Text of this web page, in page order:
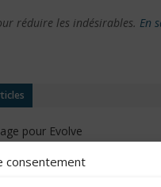
consentement
réduire les indésirables. En
pour Evolve